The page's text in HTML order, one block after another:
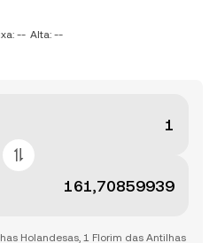
-- Alta: --
Holandesas, 1 Florim das Antilhas